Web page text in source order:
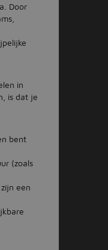
Door
in
is dat je
bent
(zoals
een